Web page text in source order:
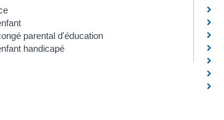
parental d'éducation
handicapé